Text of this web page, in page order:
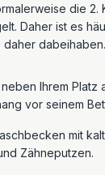
die 2.
Daher ist es
daher dabeihaben.
Ihrem
vor seinem
mit
Zähneputzen.